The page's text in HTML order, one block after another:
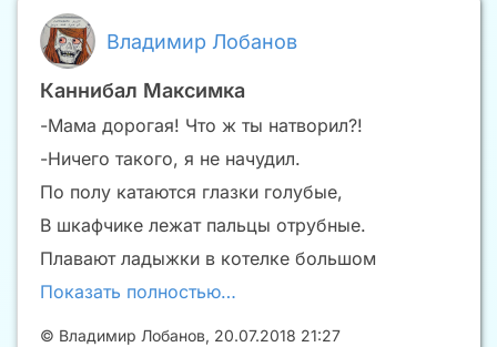
Владимир Лобанов
Каннибал Максимка
-Мама дорогая! Что ж ты натворил?!
-Ничего такого, я не начудил.
По полу катаются глазки голубые,
В шкафчике лежат пальцы отрубные.
Плавают ладыжки в котелке большом
Показать полностью…
© Владимир Лобанов, 20.07.2018 21:27